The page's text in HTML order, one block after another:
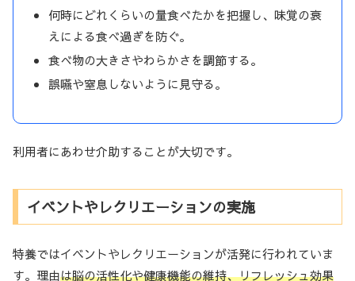
何時にどれくらいの量食べたかを把握し、味覚の衰
えによる食べ過ぎを防ぐ。
食べ物の大きさやわらかさを調節する。
誤嚥や窒息しないように見守る。
利用者にあわせ介助することが大切です。
イベントやレクリエーションの実施
特養ではイベントやレクリエーションが活発に行われていま
す。理由は脳の活性化や健康機能の維持、リフレッシュ効果